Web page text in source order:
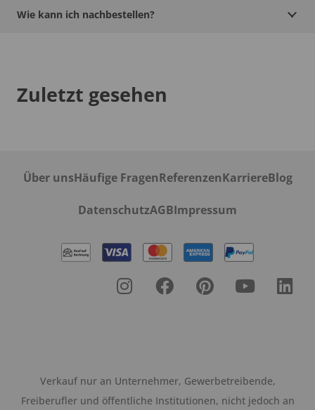
Wie kann ich nachbestellen?
Zuletzt gesehen
Über unsHäufige FragenReferenzenKarriereBlog
DatenschutzAGBImpressum
Verkauf nur an Unternehmer, Gewerbetreibende,
Freiberufler und öffentliche Institutionen, nicht jedoch an